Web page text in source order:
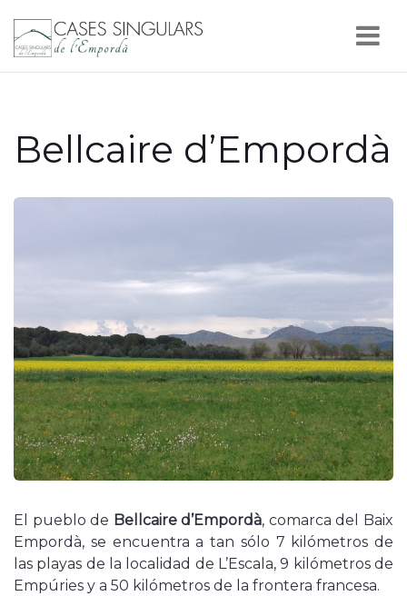
Bellcaire d’Empordà
El pueblo de Bellcaire d’Empordà, comarca del Baix
Empordà, se encuentra a tan sólo 7 kilómetros de
las playas de la localidad de L’Escala, 9 kilómetros de
Empúries y a 50 kilómetros de la frontera francesa.